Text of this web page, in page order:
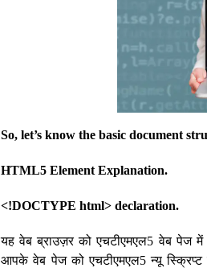
So, let’s know the basic document
HTML5 Element Explanation.
<!DOCTYPE html> declaration.
यह वेब ब्राउज़र को एचटीएमएल5 वेब पेज
आपके वेब पेज को एचटीएमएल5 न्यू